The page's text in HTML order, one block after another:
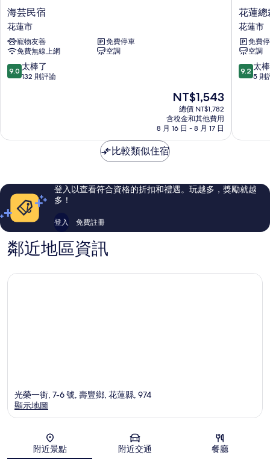
海
芸
民
宿
花
蓮
市
海芸民宿
花蓮市
寵物友善
免費停車
免費無線上網
空調
9.0
分，
棒
評
論
9.0 太棒了
132 則評論
現
在
價
格
為
NT$1,543
總價 NT$1,782
含稅金和其他費用
8 月 16 日 - 8 月 17 日
花
蓮
總
裁
行
館
電
市
花蓮總
花蓮市
免費
空調
9.2
分，
棒
評
論
9.2 太
5 則
比較類似住宿
登入以查看符合資格的折扣和禮遇。玩越多，獎勵就越
多！
登入 免費註冊
鄰近地區資訊
地圖
光榮一街, 7-6 號, 壽豐鄉, 花蓮縣, 974
顯示地圖
附近景點 附近交通 餐廳